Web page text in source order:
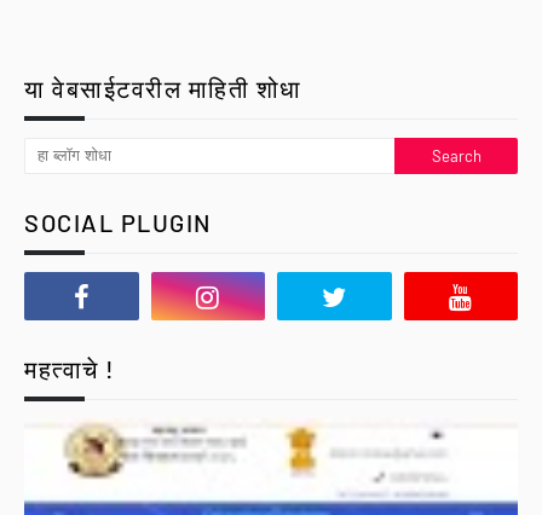
या वेबसाईटवरील माहिती शोधा
SOCIAL PLUGIN
महत्वाचे !